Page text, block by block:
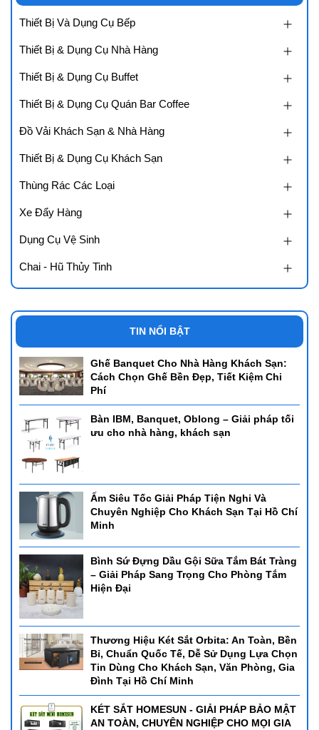
Thiết Bị Và Dụng Cụ Bếp
Thiết Bị & Dụng Cụ Nhà Hàng
Thiết Bị & Dụng Cụ Buffet
Thiết Bị & Dụng Cụ Quán Bar Coffee
Đồ Vải Khách Sạn & Nhà Hàng
Thiết Bị & Dụng Cụ Khách Sạn
Thùng Rác Các Loại
Xe Đẩy Hàng
Dụng Cụ Vệ Sinh
Chai - Hũ Thủy Tinh
TIN NỔI BẬT
Ghế Banquet Cho Nhà Hàng Khách Sạn:
Cách Chọn Ghế Bền Đẹp, Tiết Kiệm Chi
Phí
Bàn IBM, Banquet, Oblong – Giải pháp tối
ưu cho nhà hàng, khách sạn
Ấm Siêu Tốc Giải Pháp Tiện Nghi Và
Chuyên Nghiệp Cho Khách Sạn Tại Hồ Chí
Minh
Bình Sứ Đựng Dầu Gội Sữa Tắm Bát Tràng
– Giải Pháp Sang Trọng Cho Phòng Tắm
Hiện Đại
Thương Hiệu Két Sắt Orbita: An Toàn, Bền
Bỉ, Chuẩn Quốc Tế, Dễ Sử Dụng Lựa Chọn
Tin Dùng Cho Khách Sạn, Văn Phòng, Gia
Đình Tại Hồ Chí Minh
KÉT SẮT HOMESUN - GIẢI PHÁP BẢO MẬT
AN TOÀN, CHUYÊN NGHIỆP CHO MỌI GIA